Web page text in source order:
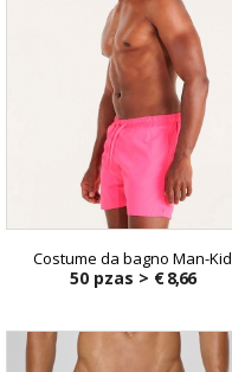
Costume da bagno Man-Kid
50 pzas > € 8,66